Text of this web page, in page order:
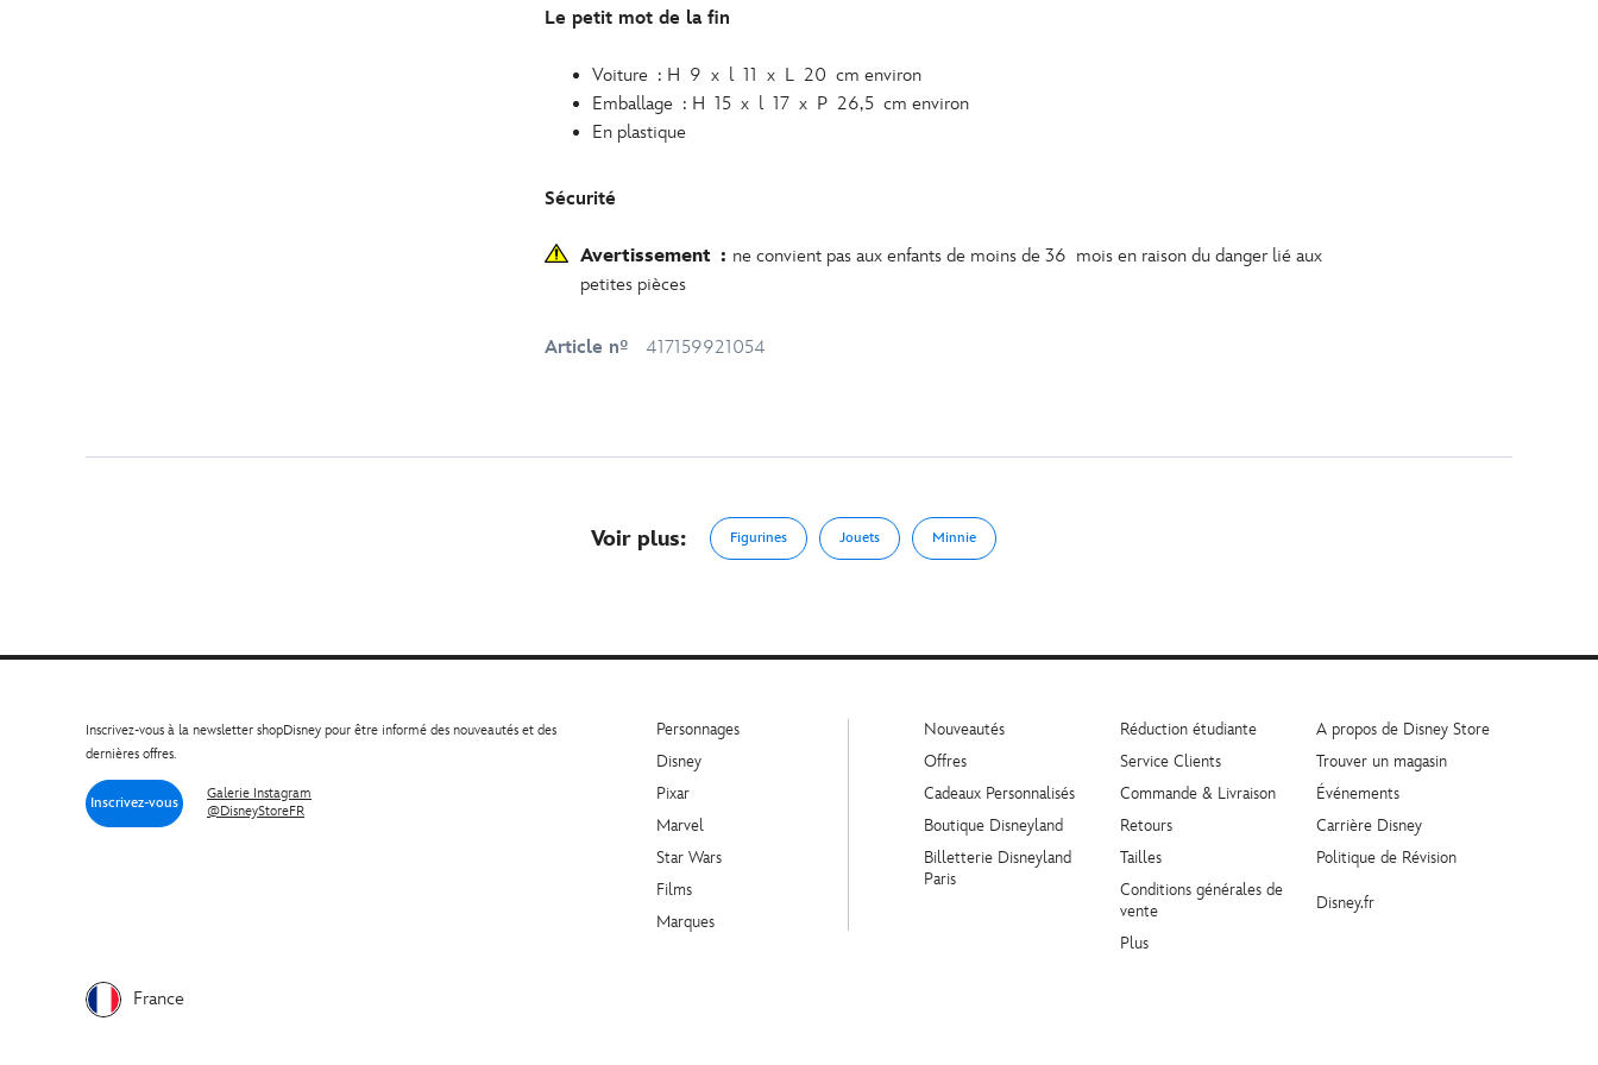
Le petit mot de la fin
Voiture : H 9 x l 11 x L 20 cm environ
Emballage : H 15 x l 17 x P 26,5 cm environ
En plastique
Sécurité
Avertissement : ne convient pas aux enfants de moins de 36 mois en raison du danger lié aux
petites pièces
Article nº 417159921054
Voir plus: Figurines Jouets Minnie
Inscrivez-vous à la newsletter shopDisney pour être informé des nouveautés et des
dernières offres.
Inscrivez-vous
Galerie Instagram
@DisneyStoreFR
France
Personnages
Disney
Pixar
Marvel
Star Wars
Films
Marques
Nouveautés
Offres
Cadeaux Personnalisés
Boutique Disneyland
Billetterie Disneyland
Paris
Réduction étudiante
Service Clients
Commande & Livraison
Retours
Tailles
Conditions générales de
vente
Plus
A propos de Disney Store
Trouver un magasin
Événements
Carrière Disney
Politique de Révision
Disney.fr